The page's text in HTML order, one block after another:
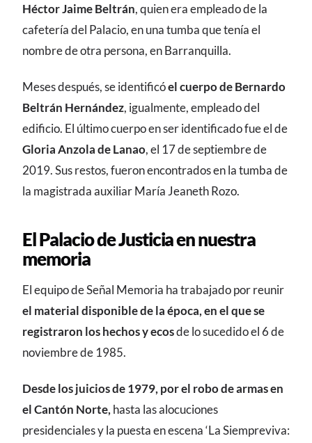
Héctor Jaime Beltrán, quien era empleado de la
cafetería del Palacio, en una tumba que tenía el
nombre de otra persona, en Barranquilla.
Meses después, se identificóel cuerpo de Bernardo
Beltrán Hernández, igualmente, empleado del
edificio. El último cuerpo en ser identificado fue el de
Gloria Anzola de Lanao, el 17 de septiembre de
2019. Sus restos, fueron encontrados en la tumba de
la magistrada auxiliar María Jeaneth Rozo.
El Palacio de Justicia en nuestra
memoria
El equipo de Señal Memoria ha trabajado por reunir
el material disponible de la época, en el que se
registraron los hechos y ecosde lo sucedido el 6 de
noviembre de 1985.
Desde los juicios de 1979, por el robo de armas en
el Cantón Norte,hasta las alocuciones
presidenciales y la puesta en escena ‘La Siempreviva: